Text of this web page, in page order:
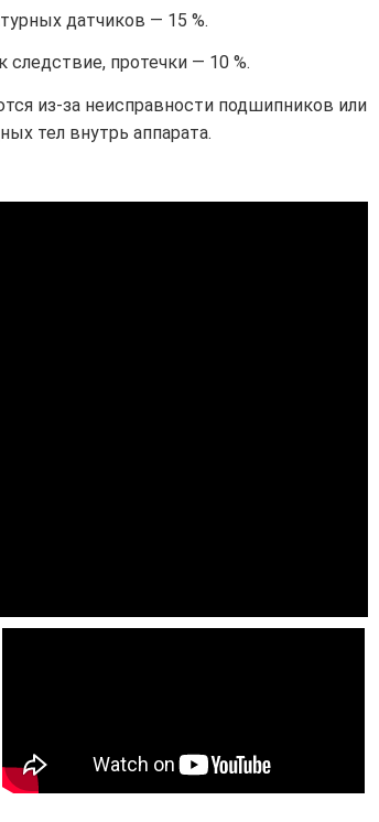
датчиков — 15 %.
следствие, протечки — 10 %.
из-за неисправности подшипников или
тел внутрь аппарата.